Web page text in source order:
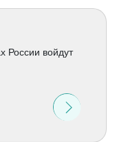
России войдут